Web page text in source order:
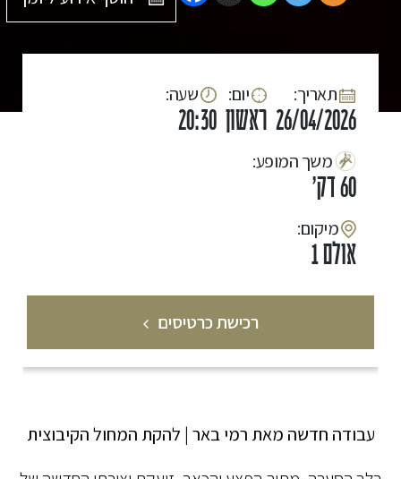
:תאריך
26/04/2026
:יום
ראשון
:שעה
20:30
:משך המופע
60 דק'
:מיקום
אולם 1
רכישת כרטיסים
עבודה חדשה מאת רמי באר | להקת המחול הקיבוצית